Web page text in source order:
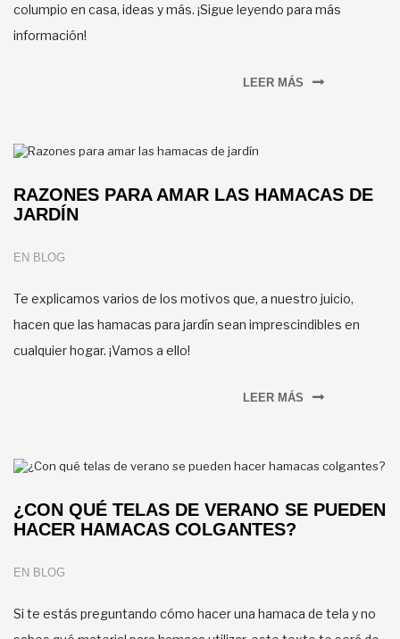
columpio en casa, ideas y más. ¡Sigue leyendo para más
información!
LEER MÁS
RAZONES PARA AMAR LAS HAMACAS DE
JARDÍN
EN BLOG
Te explicamos varios de los motivos que, a nuestro juicio,
hacen que las hamacas para jardín sean imprescindibles en
cualquier hogar. ¡Vamos a ello!
LEER MÁS
¿CON QUÉ TELAS DE VERANO SE PUEDEN
HACER HAMACAS COLGANTES?
EN BLOG
Si te estás preguntando cómo hacer una hamaca de tela y no